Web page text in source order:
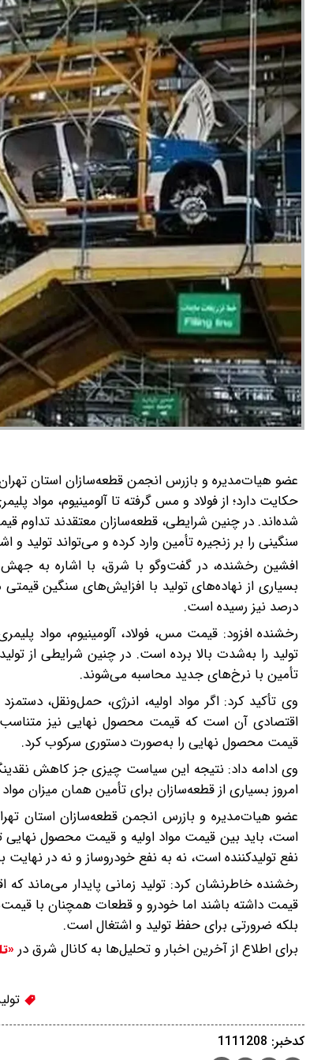
عضو هیات‌مدیره و بازرس انجمن قطعه‌سازان استان
حکایت دارد؛ از فولاد و مس گرفته تا آلومینیوم، مواد
شده‌اند. در چنین شرایطی، قطعه‌سازان معتقدند
سنگینی را بر زنجیره تأمین وارد کرده و می‌تواند تولید
افشین رخشنده، در گفت‌وگو با شرق، با اشاره به جهش
درصد نیز رسیده است.
رخشنده افزود: قیمت مس، فولاد، آلومینیوم، مواد
تولید را به‌شدت بالا برده است. در چنین شرایطی از
تأمین با نرخ‌های جدید محاسبه می‌شوند.
وی تأکید کرد: اگر مواد اولیه، انرژی، حمل‌ونقل،
اقتصادی آن است که قیمت محصول نهایی نیز متناسب
قیمت محصول نهایی را به‌صورت دستوری سرکوب کرد.
وی ادامه داد: نتیجه این سیاست چیزی جز کاهش
امروز بسیاری از قطعه‌سازان برای تأمین همان میزان
عضو هیات‌مدیره و بازرس انجمن قطعه‌سازان استان
است، باید بین قیمت مواد اولیه و قیمت محصول نهایی
نفع تولیدکننده است، نه به نفع خودروساز و نه در
رخشنده خاطرنشان کرد: تولید زمانی پایدار می‌ماند که
قیمت داشته باشند اما خودرو و قطعات همچنان با
بلکه ضرورتی برای حفظ تولید و اشتغال است.
برای اطلاع از آخرین اخبار و تحلیل‌ها به کانال شرق در
کدخبر: 1111208